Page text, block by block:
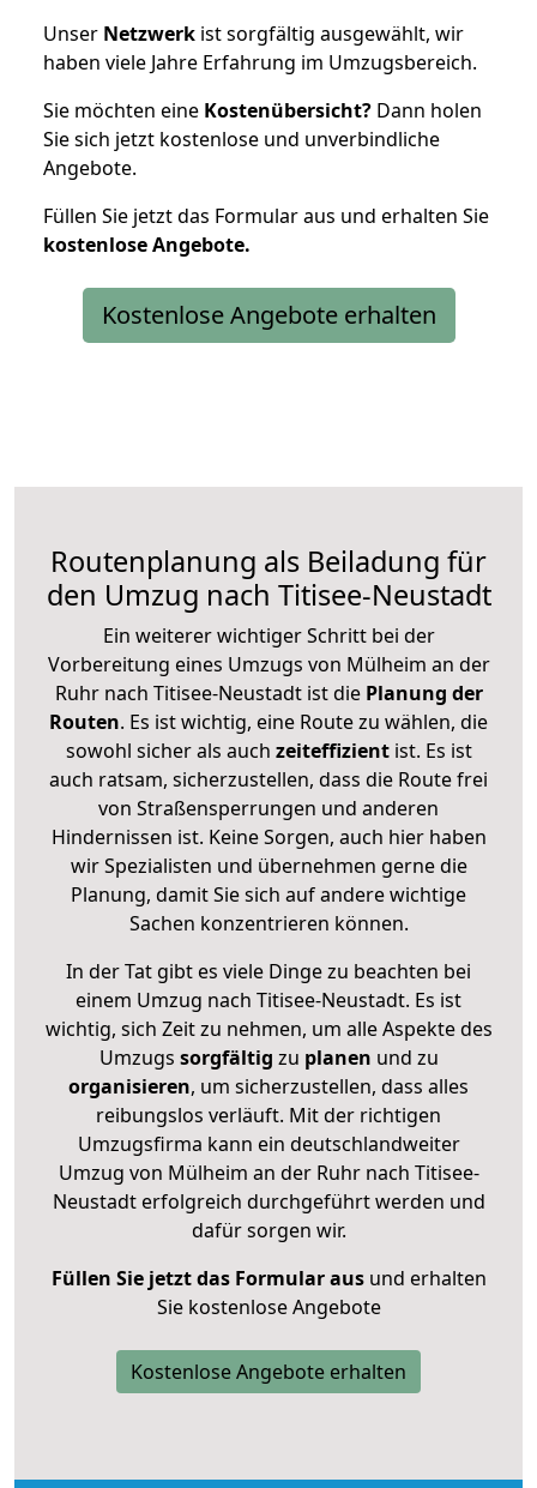
Unser Netzwerk ist sorgfältig ausgewählt, wir
haben viele Jahre Erfahrung im Umzugsbereich.
Sie möchten eine Kostenübersicht? Dann holen
Sie sich jetzt kostenlose und unverbindliche
Angebote.
Füllen Sie jetzt das Formular aus und erhalten Sie
kostenloseAngebote.
Kostenlose Angebote erhalten
Routenplanung als Beiladung für
den Umzug nach Titisee-Neustadt
Ein weiterer wichtiger Schritt bei der
Vorbereitung eines Umzugs von Mülheim an der
Ruhr nach Titisee-Neustadt ist diePlanung der
Routen. Es ist wichtig, eine Route zu wählen, die
sowohl sicher als auch zeiteffizientist. Es ist
auch ratsam, sicherzustellen, dass die Route frei
von Straßensperrungen und anderen
Hindernissen ist. Keine Sorgen, auch hier haben
wir Spezialisten und übernehmen gerne die
Planung, damit Sie sich auf andere wichtige
Sachen konzentrieren können.
In der Tat gibt es viele Dinge zu beachten bei
einem Umzug nach Titisee-Neustadt. Es ist
wichtig, sich Zeit zu nehmen, um alle Aspekte des
Umzugs sorgfältig zu planen und zu
organisieren, um sicherzustellen, dass alles
reibungslos verläuft. Mit der richtigen
Umzugsfirma kann ein deutschlandweiter
Umzug von Mülheim an der Ruhr nach Titisee-
Neustadt erfolgreich durchgeführt werden und
dafür sorgen wir.
Füllen Sie jetzt das Formular ausund erhalten
Sie kostenlose Angebote
Kostenlose Angebote erhalten